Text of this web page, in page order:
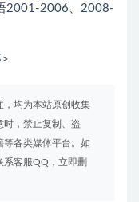
2001-2006、2008-
，均为本站原创收集
时，禁止复制、盗
等各类媒体平台。如
系客服QQ，立即删